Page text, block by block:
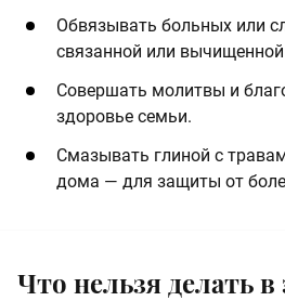
Обвязывать больных или
связанной или вычищенной
Совершать молитвы и
здоровье семьи.
Смазывать глиной с
дома — для защиты от
Что нельзя делать в